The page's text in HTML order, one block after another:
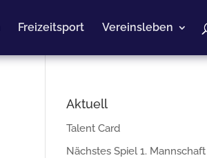
Freizeitsport Vereinsleben
Aktuell
Talent Card
Nächstes Spiel 1. Mannschaft